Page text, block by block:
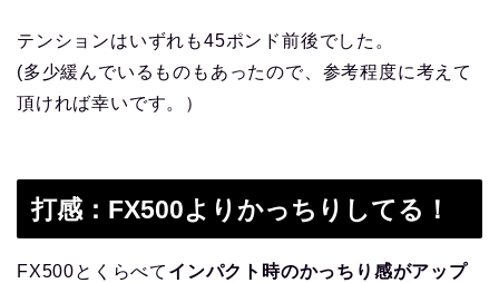
テンションはいずれも45ポンド前後でした。
(多少緩んでいるものもあったので、参考程度に考えて
頂ければ幸いです。）
打感：FX500よりかっちりしてる！
FX500とくらべて インパクト時のかっちり感がアップ